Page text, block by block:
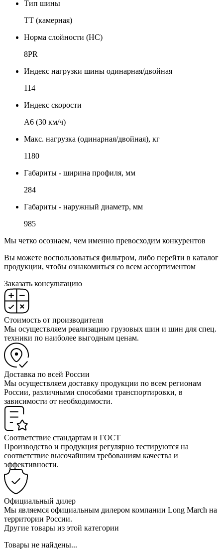
Тип шины
TT (камерная)
Норма слойности (НС)
8PR
Индекс нагрузки шины одинарная/двойная
114
Индекс скорости
А6 (30 км/ч)
Макс. нагрузка (одинарная/двойная), кг
1180
Габариты - ширина профиля, мм
284
Габариты - наружный диаметр, мм
985
Мы четко осознаем, чем именно превосходим конкурентов
Вы можете воспользоваться фильтром, либо перейти в каталог
продукции, чтобы ознакомиться со всем ассортиментом
Заказать консультацию
Стоимость от производителя
Мы осуществляем реализацию грузовых шин и шин для спец.
техники по наиболее выгодным ценам.
Доставка по всей России
Мы осуществляем доставку продукции по всем регионам
России, различными способами транспортировки, в
зависимости от необходимости.
Соответствие стандартам и ГОСТ
Производство и продукция регулярно тестируются на
соответствие высочайшим требованиям качества и
эффективности.
Официальный дилер
Мы являемся официальным дилером компании Long March на
территории России.
Другие товары из этой категории
Товары не найдены...